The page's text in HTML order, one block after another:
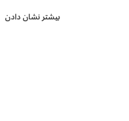
بیشتر نشان دادن